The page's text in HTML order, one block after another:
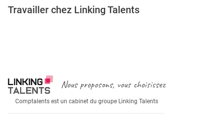
Travailler chez Linking Talents
Nous proposons, vous choisissez
Comptalents est un cabinet du groupe Linking Talents